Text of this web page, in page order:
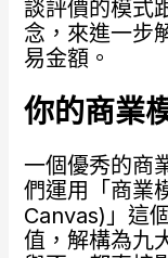
談評價的模式
念，來進一步
易金額。
你的商業
一個優秀的商
們運用「商業
Canvas)」這
值，解構為九